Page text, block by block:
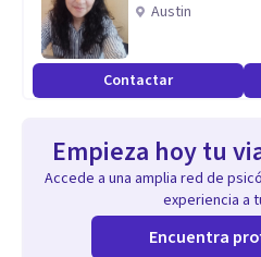
Austin
Contactar
Empieza hoy tu
Accede a una amplia red de
experiencia a
Encuentra